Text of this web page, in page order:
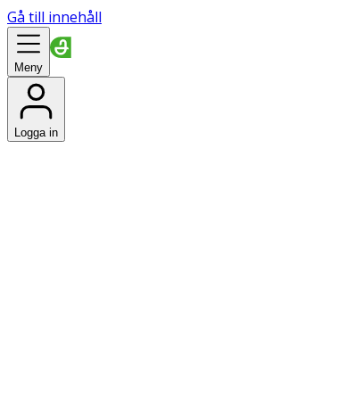
Gå till innehåll
Meny
Logga in